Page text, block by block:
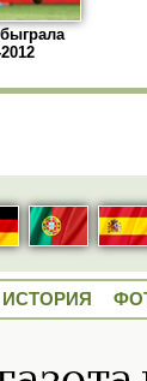
ИСТОРИЯ